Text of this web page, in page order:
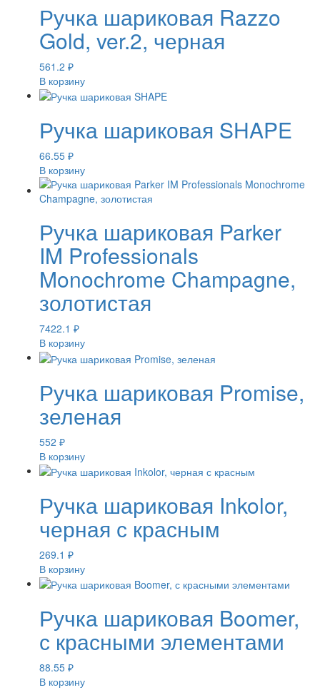
Ручка шариковая Razzo
Gold, ver.2, черная
561.2 ₽
В корзину
Ручка шариковая SHAPE
66.55 ₽
В корзину
Ручка шариковая Parker
IM Professionals
Monochrome Champagne,
золотистая
7422.1 ₽
В корзину
Ручка шариковая Promise,
зеленая
552 ₽
В корзину
Ручка шариковая Inkolor,
черная с красным
269.1 ₽
В корзину
Ручка шариковая Boomer,
с красными элементами
88.55 ₽
В корзину